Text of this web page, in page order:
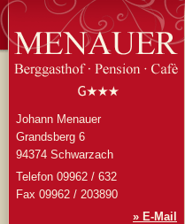
Johann Menauer
Grandsberg 6
94374 Schwarzach
Telefon 09962 / 632
Fax 09962 / 203890
» E-Mail